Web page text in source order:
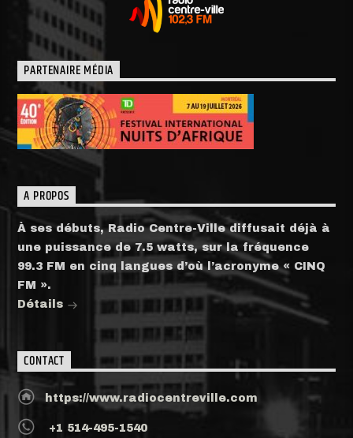
PARTENAIRE MÉDIA
A PROPOS
À ses débuts, Radio Centre-Ville diffusait déjà à
une puissance de 7.5 watts, sur la fréquence
99.3 FM en cinq langues d’où l’acronyme « CINQ
FM ».
Détails
CONTACT
https://www.radiocentreville.com
+1 514-495-1540